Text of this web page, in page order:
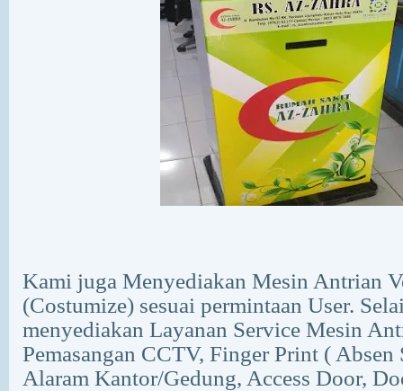
Kami juga Menyediakan Mesin Antrian
(Costumize) sesuai permintaan User.
menyediakan Layanan Service Mesin
Pemasangan CCTV, Finger Print (
Alaram Kantor/Gedung, Access Door,